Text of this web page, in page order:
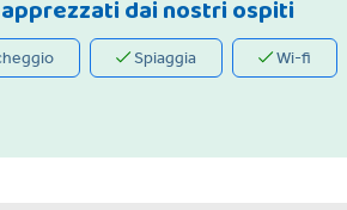
dai nostri ospiti
Spiaggia Wi-fi